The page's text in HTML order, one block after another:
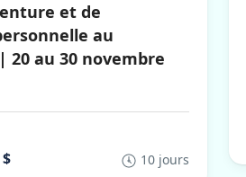
et de
au
20 au 30 novembre
10 jours